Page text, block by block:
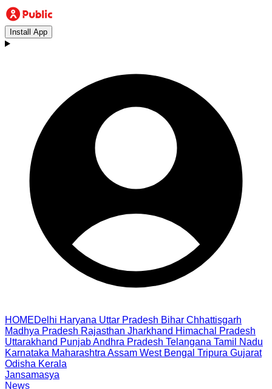
Install App
HOMEDelhi Haryana Uttar Pradesh Bihar Chhattisgarh
Madhya Pradesh Rajasthan Jharkhand Himachal Pradesh
Uttarakhand PunjabAndhra Pradesh Telangana Tamil Nadu
Karnataka Maharashtra Assam West Bengal Tripura Gujarat
Odisha Kerala
Jansamasya
News